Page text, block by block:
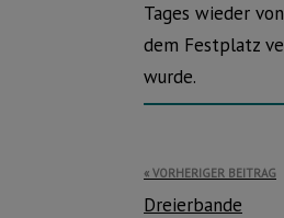
Tages wieder
dem Festplatz
wurde.
VORHERIGER BEITRAG
Dreierbande